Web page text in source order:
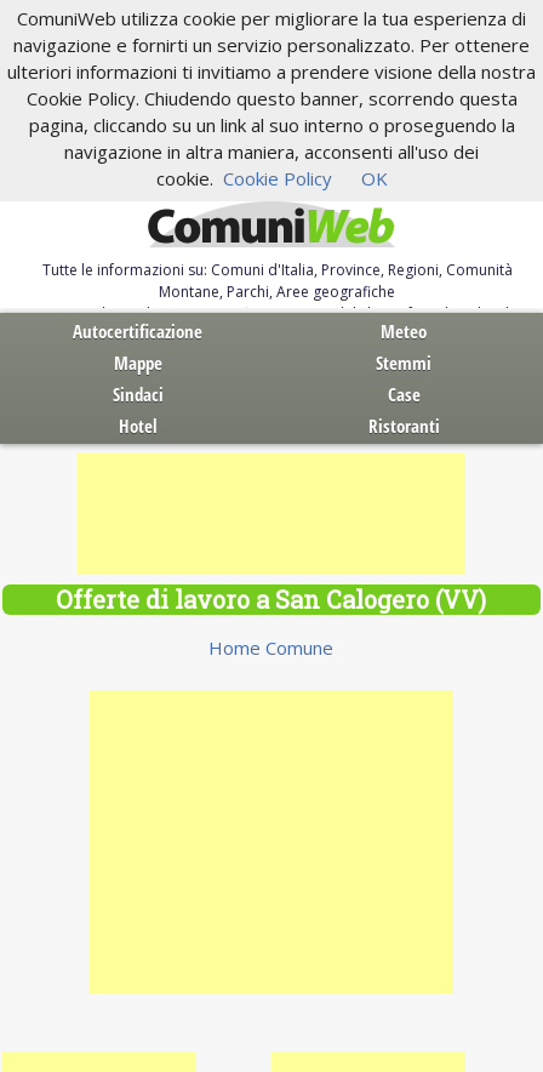
ComuniWeb utilizza cookie per migliorare la tua esperienza di
navigazione e fornirti un servizio personalizzato. Per ottenere
ulteriori informazioni ti invitiamo a prendere visione della nostra
Cookie Policy. Chiudendo questo banner, scorrendo questa
pagina, cliccando su un link al suo interno o proseguendo la
navigazione in altra maniera, acconsenti all'uso dei
cookie. Cookie Policy OK
Tutte le informazioni su: Comuni d'Italia, Province, Regioni, Comunità
Montane, Parchi, Aree geografiche
Servizi al Cittadino. Autocertificazione, moduli, leggi, free download
Autocertificazione
Meteo
Mappe
Stemmi
Sindaci
Case
Hotel
Ristoranti
Offerte di lavoro a San Calogero (VV)
Home Comune